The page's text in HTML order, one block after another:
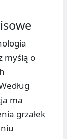
myślą o
ma
grzałek